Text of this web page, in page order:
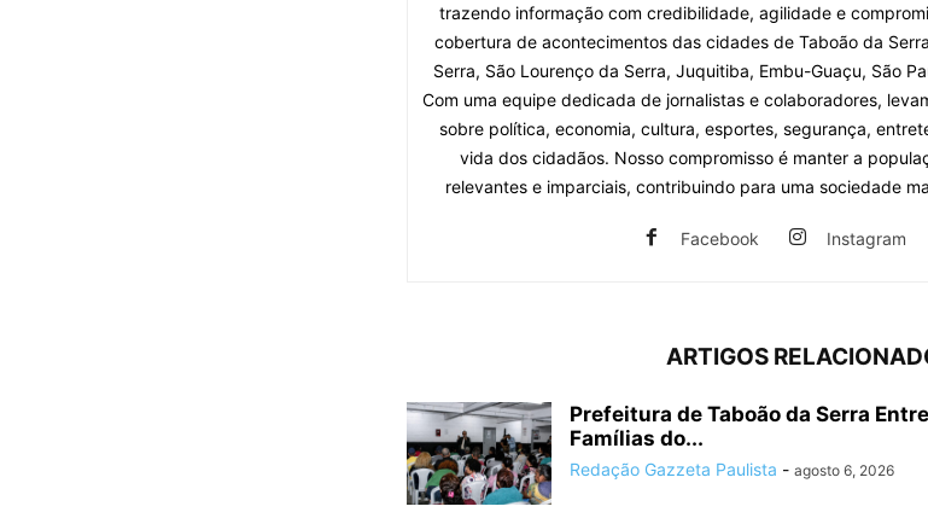
trazendo informação com credibilidade, agilidade e
cobertura de acontecimentos das cidades de Taboão da
Serra, São Lourenço da Serra, Juquitiba, Embu-Guaçu, São
Com uma equipe dedicada de jornalistas e colaboradores,
sobre política, economia, cultura, esportes, segurança,
vida dos cidadãos. Nosso compromisso é manter a
relevantes e imparciais, contribuindo para uma sociedade
Facebook Instagram
ARTIGOS
Prefeitura de Taboão da Serra
Famílias do...
Redação Gazzeta Paulista - agosto 6, 2026